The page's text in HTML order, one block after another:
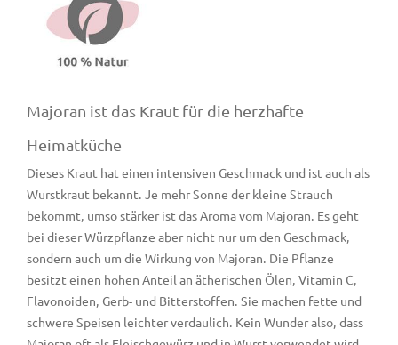
Majoran ist das Kraut für die herzhafte
Heimatküche
Dieses Kraut hat einen intensiven Geschmack und ist auch als
Wurstkraut bekannt. Je mehr Sonne der kleine Strauch
bekommt, umso stärker ist das Aroma vom Majoran. Es geht
bei dieser Würzpflanze aber nicht nur um den Geschmack,
sondern auch um die Wirkung von Majoran. Die Pflanze
besitzt einen hohen Anteil an ätherischen Ölen, Vitamin C,
Flavonoiden, Gerb- und Bitterstoffen. Sie machen fette und
schwere Speisen leichter verdaulich. Kein Wunder also, dass